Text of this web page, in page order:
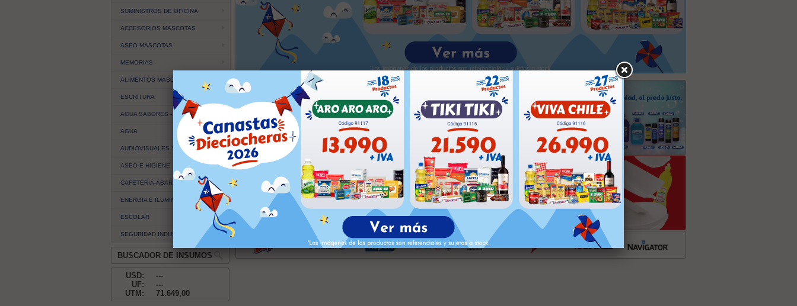
SUMINISTROS DE OFICINA
ACCESORIOS MASCOTAS
ASEO MASCOTAS
MEMORIAS
ALIMENTOS MASCOTAS
ESCRITURA
AGUA SABORES - JUGO - NECTAR
AGUA
AUDIOVISUALES Y EQUIPOS
ASEO E HIGIENE
CAFETERIA-ABARROTES
ENERGIA E ILUMINACION
ESCOLAR
SEGURIDAD INDUSTRIAL
BUSCADOR DE INSUMOS
USD:
---
UF:
---
UTM:
71.649,00